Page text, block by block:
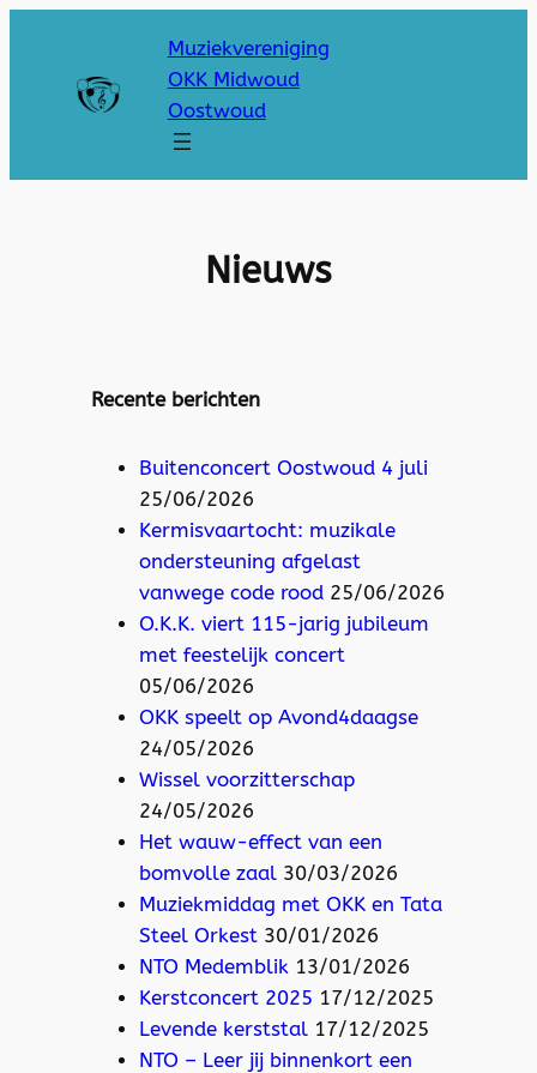
Muziekvereniging
OKK Midwoud
Oostwoud
Nieuws
Recente berichten
Buitenconcert Oostwoud 4 juli
25/06/2026
Kermisvaartocht: muzikale
ondersteuning afgelast
vanwege code rood 25/06/2026
O.K.K. viert 115-jarig jubileum
met feestelijk concert
05/06/2026
OKK speelt op Avond4daagse
24/05/2026
Wissel voorzitterschap
24/05/2026
Het wauw-effect van een
bomvolle zaal 30/03/2026
Muziekmiddag met OKK en Tata
Steel Orkest 30/01/2026
NTO Medemblik 13/01/2026
Kerstconcert 2025 17/12/2025
Levende kerststal 17/12/2025
NTO – Leer jij binnenkort een